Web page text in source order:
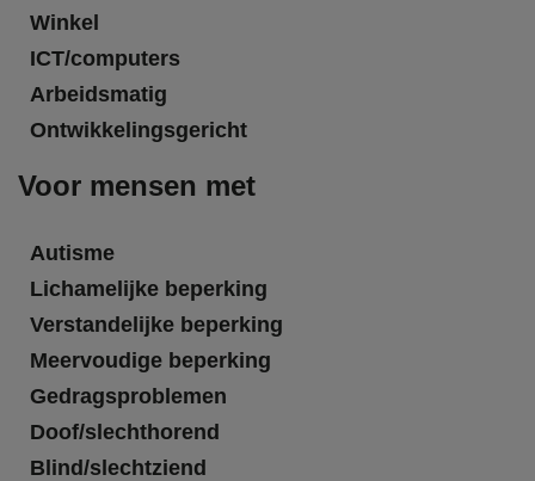
Winkel
ICT/computers
Arbeidsmatig
Ontwikkelingsgericht
Voor mensen met
Autisme
Lichamelijke beperking
Verstandelijke beperking
Meervoudige beperking
Gedragsproblemen
Doof/slechthorend
Blind/slechtziend